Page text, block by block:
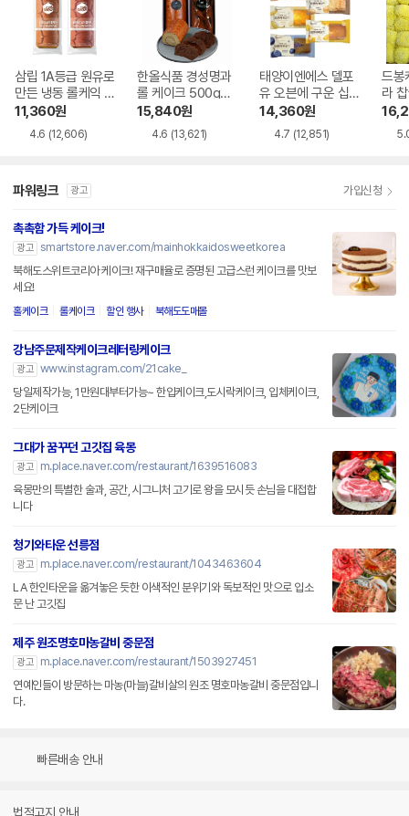
삼립 1A등급 원유로
만든 냉동 롤케익 2
종 2봉 바닐라롤/블
루베리롤
11,360원
4.6 (12,606)
한올식품 경성명과
롤 케이크 500g
+초코파운드 480g
15,840원
4.6 (13,621)
태양이엔에스 델포
유 오븐에 구운 십
센치 파운드 5종 혼
14,360원
4.7 (12,851)
드봉
라
파워링크 광고 가입신청
촉촉함 가득 케이크!
광고 smartstore.naver.com/mainhokkaidosweetkorea
북해도스위트코리아 케이크! 재구매율로 증명된 고급스런 케이크를 맛보
세요!
홀케이크 롤케이크 할인 행사 북해도도매몰
강남주문제작케이크레터링케이크
광고 www.instagram.com/21cake_
당일제작가능, 1만원대부터가능~ 한입케이크,도시락케이크, 입체케이크,
2단케이크
그대가 꿈꾸던 고깃집 육몽
광고
m.place.naver.com/restaurant/1639516083
육몽만의 특별한 술과, 공간, 시그니처 고기로 왕을 모시듯 손님을 대접합
니다
청기와타운 선릉점
광고
m.place.naver.com/restaurant/1043463604
LA 한인타운을 옮겨놓은 듯한 이색적인 분위기와 독보적인 맛으로 입소
문 난 고깃집
제주 원조명호마농갈비 중문점
광고
m.place.naver.com/restaurant/1503927451
연예인들이 방문하는 마농(마늘)갈비살의 원조 명호마농갈비 중문점입니
다.
빠른배송 안내
법적고지 안내